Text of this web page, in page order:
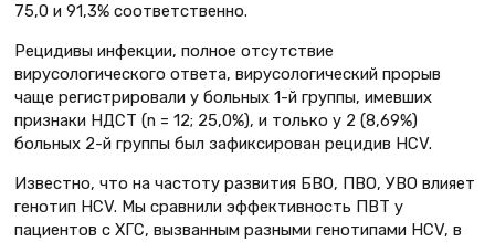
75,0 и 91,3% соответственно.
Рецидивы инфекции, полное отсутствие
вирусологического ответа, вирусологический прорыв
чаще регистрировали у больных 1-й группы, имевших
признаки НДСТ (n = 12; 25,0%), и только у 2 (8,69%)
больных 2-й группы был зафиксирован рецидив HCV.
Известно, что на частоту развития БВО, ПВО, УВО влияет
генотип HCV. Мы сравнили эффективность ПВТ у
пациентов с ХГС, вызванным разными генотипами HCV, в